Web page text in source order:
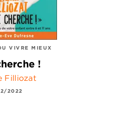
VIVRE MIEUX
!
Filliozat
2022